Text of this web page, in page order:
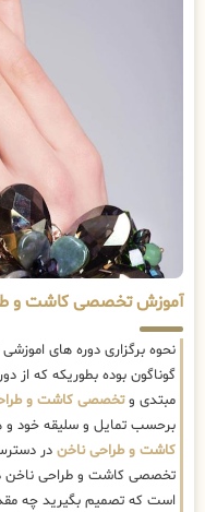
آموزش تخصصی کاشت و
نحوه برگزاری دوره های
گوناگون بوده بطوریکه که از
مبتدی وتخصصی کاشت و
برحسب تمایل و سلیقه خود و
کاشت و طراحی ناخن در
تخصصی کاشت و طراحی ناخن
است که تصمیم بگیرید چه